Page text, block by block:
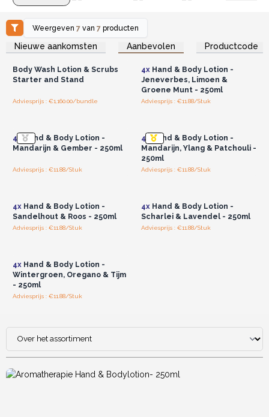
Weergeven7 van7 producten
Nieuwe aankomsten Aanbevolen Productcode
Log in of registreer u voor
groothandelsprijzen.
Body Wash Lotion & Scrubs
Starter and Stand
Adviesprijs : €1,160.00/bundle
Log in of registreer u voor
groothandelsprijzen.
4xHand & Body Lotion -
Jeneverbes, Limoen &
Groene Munt - 250ml
Adviesprijs : €11.88/Stuk
4x Hand & Body Lotion -
Mandarijn & Gember - 250ml
Adviesprijs : €11.88/Stuk
4x Hand & Body Lotion -
Mandarijn, Ylang & Patchouli -
250ml
Adviesprijs : €11.88/Stuk
4xHand & Body Lotion -
Sandelhout & Roos - 250ml
Adviesprijs : €11.88/Stuk
4xHand & Body Lotion -
Scharlei & Lavendel - 250ml
Adviesprijs : €11.88/Stuk
4xHand & Body Lotion -
Wintergroen, Oregano & Tijm
- 250ml
Adviesprijs : €11.88/Stuk